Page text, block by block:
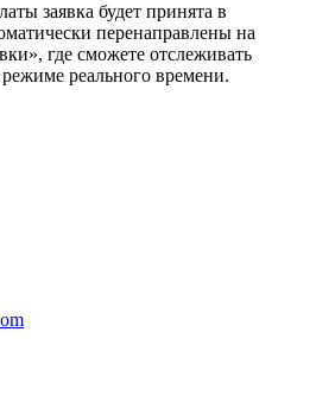
заявка будет принята в
перенаправлены на
где сможете отслеживать
реального времени.